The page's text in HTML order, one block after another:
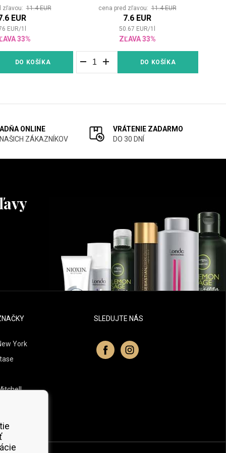
pro dodání objemu nebo
pro regeneraci
poškozených vlasů.
Wella je skvělý způsob, jak vrátit vašim
vlasům lesk a dát vám barvu, po které jste
zľavou:11.4 EUR
EUR
EUR/1
33%
DO KOŠÍKA
cena pred zľavou:11.4 EUR
7.6 EUR
50.67 EUR/1
ZĽAVA 33%
DO KOŠÍKA
ONLINE
ZÁKAZNÍKOV
VRÁTENIE ZADARMO
DO 30 DNÍ
York
SLEDUJTE NÁS